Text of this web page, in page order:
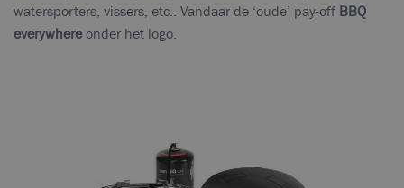
watersporters, vissers, etc.. Vandaar de ‘oude’ pay-off BBQ
everywhereonder het logo.